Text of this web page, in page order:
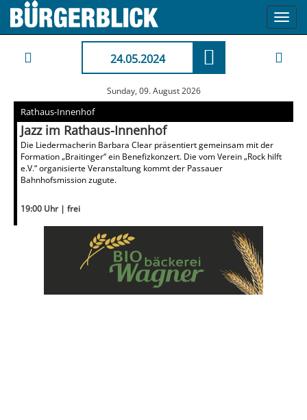
24.05.2024
Sunday, 09. August 2026
Rathaus-Innenhof
Jazz im Rathaus-Innenhof
Die Liedermacherin Barbara Clear präsentiert gemeinsam mit der
Formation „Braitinger“ ein Benefizkonzert. Die vom Verein „Rock hilft
e.V.“ organisierte Veranstaltung kommt der Passauer
Bahnhofsmission zugute.
19:00 Uhr | frei